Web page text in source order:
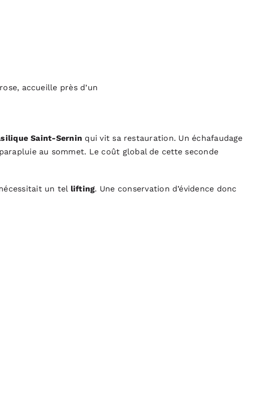
accueille près d’un
Saint-Sernin qui vit sa restauration. Un échafaudage
au sommet. Le coût global de cette seconde
un tel lifting. Une conservation d’évidence donc